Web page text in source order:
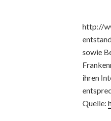
http://
sowie
ihren
Quelle: